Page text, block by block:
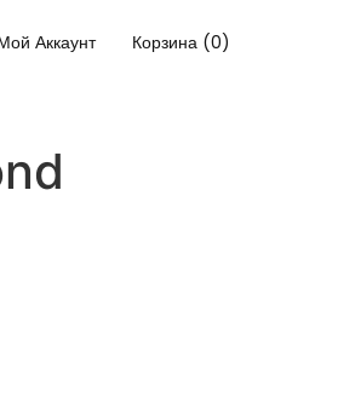
Аккаунт Корзина (0)